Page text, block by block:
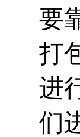
要
打
进
们